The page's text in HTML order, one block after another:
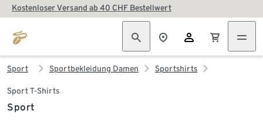
Kostenloser Versand ab 40 CHF Bestellwert
Sport Sportbekleidung Damen Sportshirts
Sport T-Shirts
Sport